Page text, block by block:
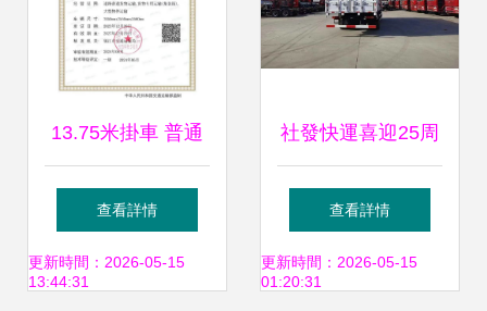
13.75米掛車 普通
貨物與大型物件運
輸的專業解析
查看詳情
更新時間：2026-05-15
13:44:31
社發快運喜迎25周
年 鑄造綜合型物流
新標桿
查看詳情
更新時間：2026-05-15
01:20:31